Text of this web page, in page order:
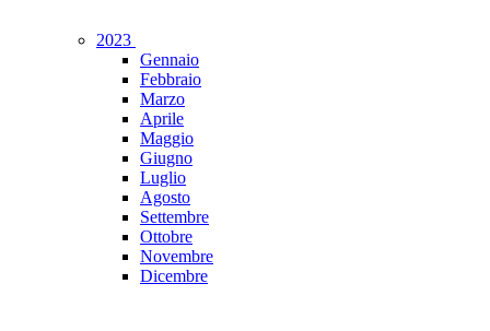
2023
Gennaio
Febbraio
Marzo
Aprile
Maggio
Giugno
Luglio
Agosto
Settembre
Ottobre
Novembre
Dicembre